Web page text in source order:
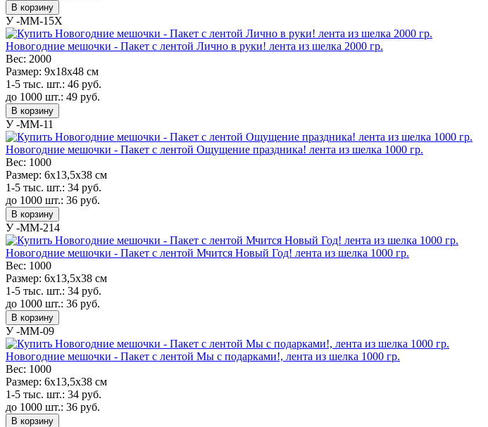
В корзину
У -MM-15X
Новогодние мешочки - Пакет с лентой Лично в руки! лента из шелка 2000 гр.
Вес: 2000
Размер: 9х18х48 см
1-5 тыс. шт.: 46 руб.
до 1000 шт.: 49 руб.
В корзину
У -MM-11
Новогодние мешочки - Пакет с лентой Ощущение праздника! лента из шелка 1000 гр.
Вес: 1000
Размер: 6х13,5х38 см
1-5 тыс. шт.: 34 руб.
до 1000 шт.: 36 руб.
В корзину
У -MM-214
Новогодние мешочки - Пакет с лентой Мчится Новый Год! лента из шелка 1000 гр.
Вес: 1000
Размер: 6х13,5х38 см
1-5 тыс. шт.: 34 руб.
до 1000 шт.: 36 руб.
В корзину
У -MM-09
Новогодние мешочки - Пакет с лентой Мы с подарками!, лента из шелка 1000 гр.
Вес: 1000
Размер: 6х13,5х38 см
1-5 тыс. шт.: 34 руб.
до 1000 шт.: 36 руб.
В корзину